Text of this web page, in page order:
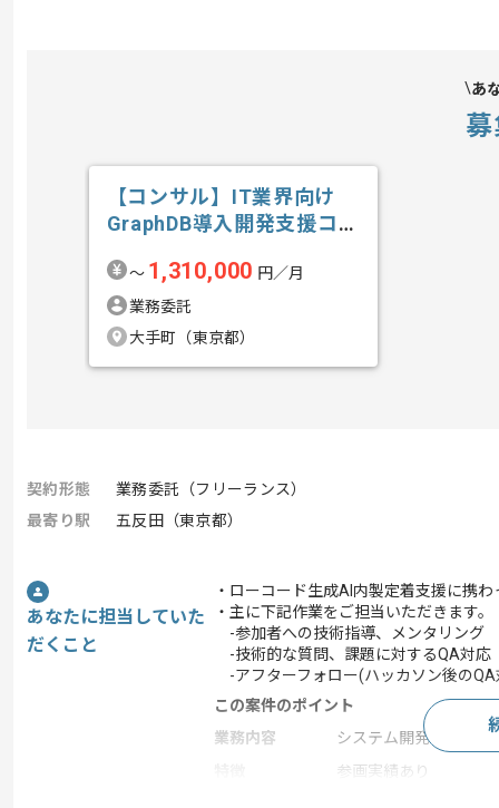
あ
【コンサル】IT業界向け
GraphDB導入開発支援コン
〜 1,310,000 円／月
業務委託
大手町（東京都）
契約形態
業務委託（フリーランス）
最寄り駅
五反田（東京都）
あなたに担当していた
だくこと
・ローコード生成AI内製定着支援に携
・主に下記作業をご担当いただきます。
-参加者への技術指導、メンタリング
-技術的な質問、課題に対するQA対応
-アフターフォロー(ハッカソン後のQA
この案件のポイント
業務内容
システム開発
参画実績あり